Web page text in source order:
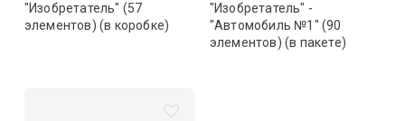
"Изобретатель" (57
элементов) (в коробке)
"Изобретатель" -
"Автомобиль №1" (90
элементов) (в пакете)